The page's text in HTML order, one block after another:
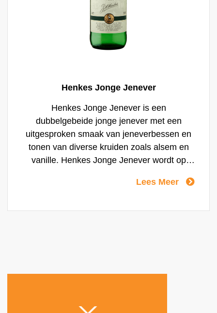
Henkes Jonge Jenever
Henkes Jonge Jenever is een
dubbelgebeide jonge jenever met een
uitgesproken smaak van jeneverbessen en
tonen van diverse kruiden zoals alsem en
vanille. Henkes Jonge Jenever wordt op
stoken gebeurt in koperen distillatieketels.
Lees Meer